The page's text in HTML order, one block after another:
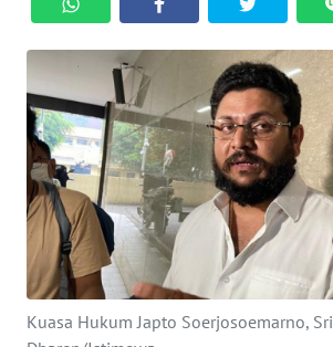
Kuasa Hukum Japto Soerjosoemarno, Sri
Informasi
INDEKS
BERITA
KONTAK
KAMI
INFO